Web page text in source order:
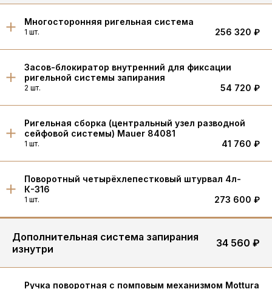
Многосторонняя ригельная система
1 шт. 256 320 ₽
Засов-блокиратор внутренний для фиксации
ригельной системы запирания
2 шт. 54 720 ₽
Ригельная сборка (центральный узел разводной
сейфовой системы) Mauer 84081
1 шт. 41 760 ₽
Поворотный четырёхлепестковый штурвал 4л-
К-316
1 шт. 273 600 ₽
Дополнительная система запирания
изнутри
34 560 ₽
Ручка поворотная с помповым механизмом Mottura